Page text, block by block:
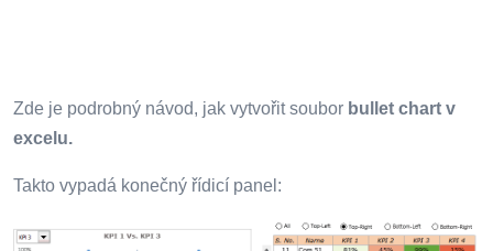
Zde je podrobný návod, jak vytvořit soubor bullet chart v
excelu.
Takto vypadá konečný řídicí panel: